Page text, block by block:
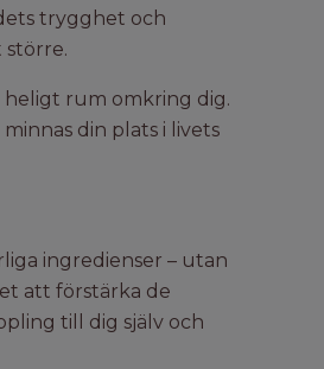
trygghet och
större.
heligt rum omkring dig.
din plats i livets
ingredienser – utan
att förstärka de
till dig själv och